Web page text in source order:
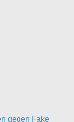
gegen Fake